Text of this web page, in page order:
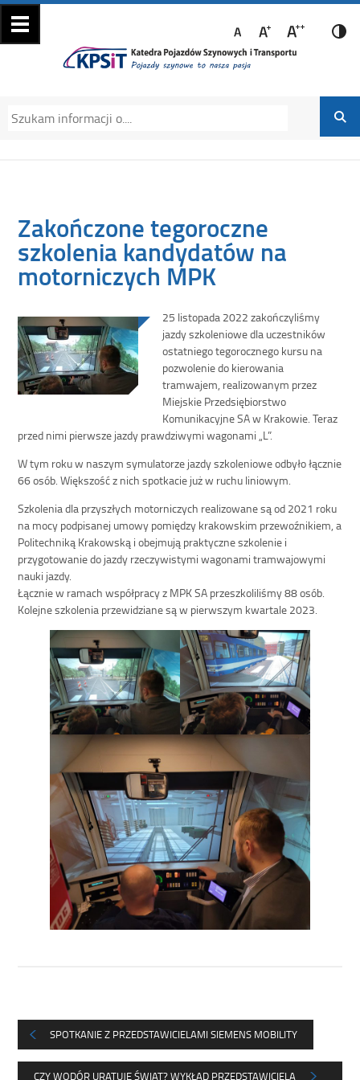
Katedra Pojazdów
Szynowych i
Transportu
Katedra Pojazdów Szynowych i Transportu
Politechniki Krakowskiej na Wydziale
Mechanicznym
Zakończone tegoroczne
szkolenia kandydatów na
motorniczych MPK
25 listopada 2022 zakończyliśmy
jazdy szkoleniowe dla uczestników
ostatniego tegorocznego kursu na
pozwolenie do kierowania
tramwajem, realizowanym przez
Miejskie Przedsiębiorstwo
Komunikacyjne SA w Krakowie. Teraz
przed nimi pierwsze jazdy prawdziwymi wagonami „L”.
W tym roku w naszym symulatorze jazdy szkoleniowe odbyło łącznie
66 osób. Większość z nich spotkacie już w ruchu liniowym.
Szkolenia dla przyszłych motorniczych realizowane są od 2021 roku
na mocy podpisanej umowy pomiędzy krakowskim przewoźnikiem, a
Politechniką Krakowską i obejmują praktyczne szkolenie i
przygotowanie do jazdy rzeczywistymi wagonami tramwajowymi
nauki jazdy.
Łącznie w ramach współpracy z MPK SA przeszkoliliśmy 88 osób.
Kolejne szkolenia przewidziane są w pierwszym kwartale 2023.
SPOTKANIE Z PRZEDSTAWICIELAMI SIEMENS MOBILITY
CZY WODÓR URATUJE ŚWIAT? WYKŁAD PRZEDSTAWICIELA